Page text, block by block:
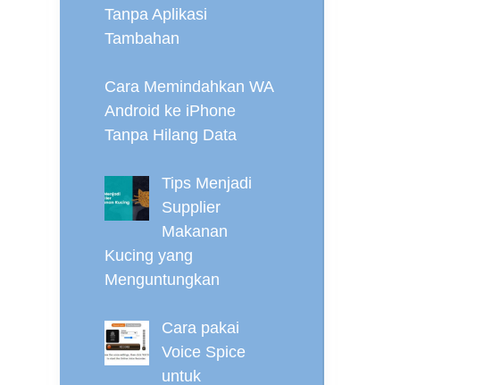
Tanpa Aplikasi
Tambahan
Cara Memindahkan WA
Android ke iPhone
Tanpa Hilang Data
Tips Menjadi
Supplier
Makanan
Kucing yang
Menguntungkan
Cara pakai
Voice Spice
untuk